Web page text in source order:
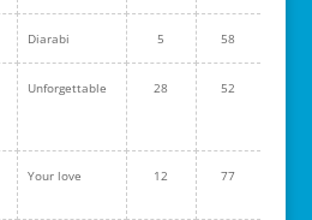
Diarabi 5 58
Unforgettable 28 52
Your love 12 77